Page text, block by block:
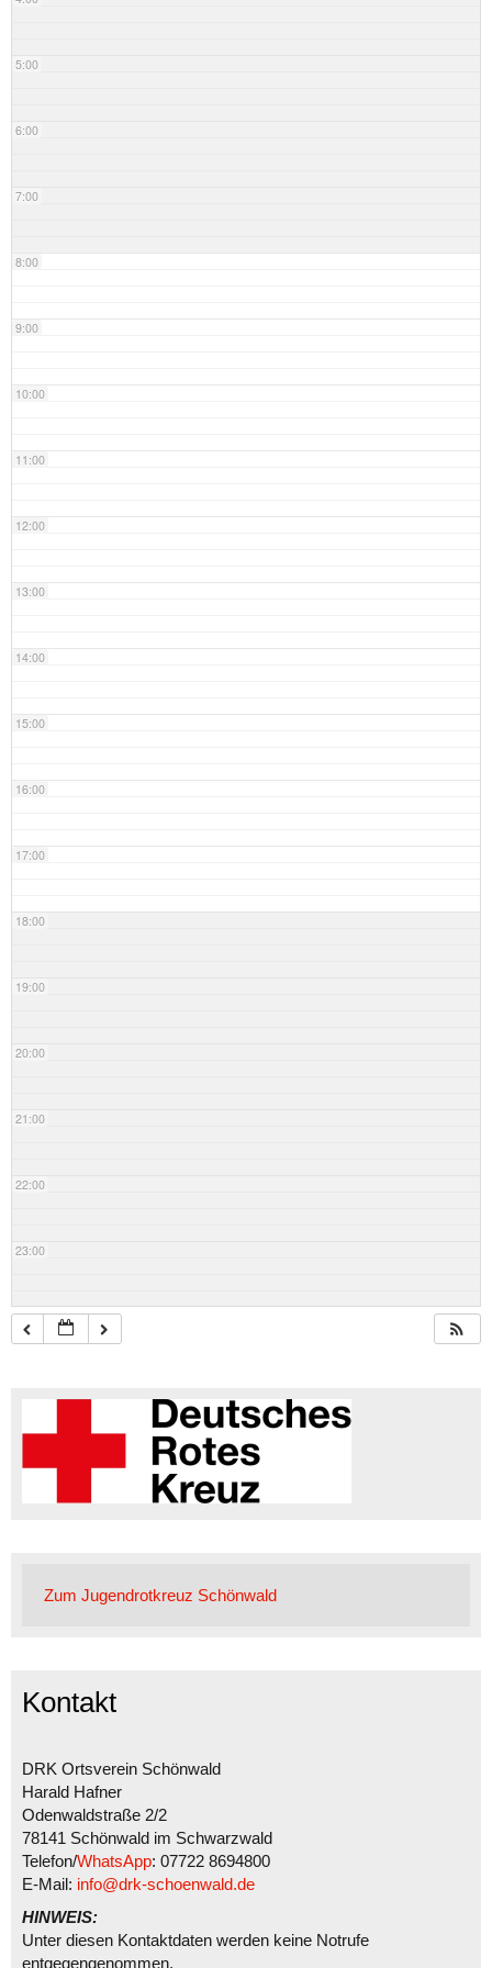
5:00
6:00
7:00
8:00
9:00
10:00
11:00
12:00
13:00
14:00
15:00
16:00
17:00
18:00
19:00
20:00
21:00
22:00
23:00
Zum Jugendrotkreuz Schönwald
Kontakt
DRK Ortsverein Schönwald
Harald Hafner
Odenwaldstraße 2/2
78141 Schönwald im Schwarzwald
Telefon/WhatsApp: 07722 8694800
E-Mail: info@drk-schoenwald.de
HINWEIS:
Unter diesen Kontaktdaten werden keine Notrufe
entgegengenommen.